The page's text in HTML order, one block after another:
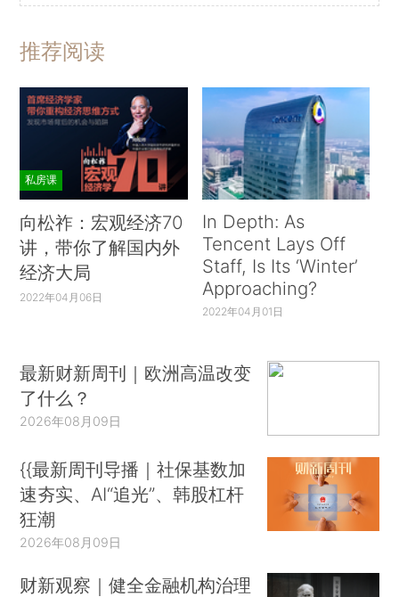
推荐阅读
私房课
向松祚：宏观经济70
讲，带你了解国内外
经济大局
2022年04月06日
In Depth: As
Tencent Lays Off
Staff, Is Its ‘Winter’
Approaching?
2022年04月01日
最新财新周刊｜欧洲高温改变
了什么？
2026年08月09日
{{最新周刊导播｜社保基数加
速夯实、AI“追光”、韩股杠杆
狂潮
2026年08月09日
财新观察｜健全金融机构治理